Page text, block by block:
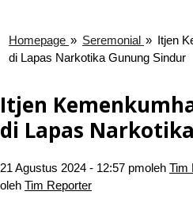
Homepage » Seremonial » Itjen
di Lapas Narkotika Gunung Sindur
Itjen
di Lapas
21 Agustus 2024 - 12:57 pmoleh Tim
oleh Tim Reporter